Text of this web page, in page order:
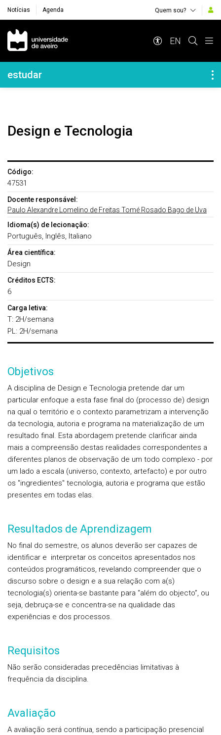
Notícias Agenda Quem sou?
Navegação Principal
EN
Navegação Lateral
estudar
Design e Tecnologia
Código:
47531
Docente responsável:
Paulo Alexandre Lomelino de Freitas Tomé Rosado Bago de Uva
Idioma(s) de lecionação:
Português, Inglês, Italiano
Área científica:
Design
Créditos ECTS:
6
Carga letiva:
T: 2H/semana
PL: 2H/semana
Objetivos
A disciplina de Design e Tecnologia pretende dar um
particular enfoque a esta fase final do (processo de) design
na qual o território e o contexto parametrizam a intervenção
da tecnologia, autoria e programa na materialização de um
resultado final. Esta abordagem pretende clarificar ainda
mais a compreensão destas realidades correspondentes a
diferentes planos de observação de um todo complexo - por
um lado a escala (universo, contexto, artefacto) e por outro
os "ingredientes" tecnologia, autoria e programa que estão
presentes em todas elas.
Resultados de Aprendizagem
No final do semestre, os alunos deverão ser capazes de
identificar e interpretar os conceitos apresentados nos
conteúdos programáticos, revelando compreender que o
discurso sobre o design e a sua relação com a(s)
tecnologia(s) orienta-se bastante para “além do objecto”, ou
seja, debruça-se e concentra-se na qualidade das
experiências e dos processos.
Requisitos
Não serão consideradas precedências limitativas à
frequência da disciplina.
Avaliação
A avaliação será contínua, sendo a participação presencial